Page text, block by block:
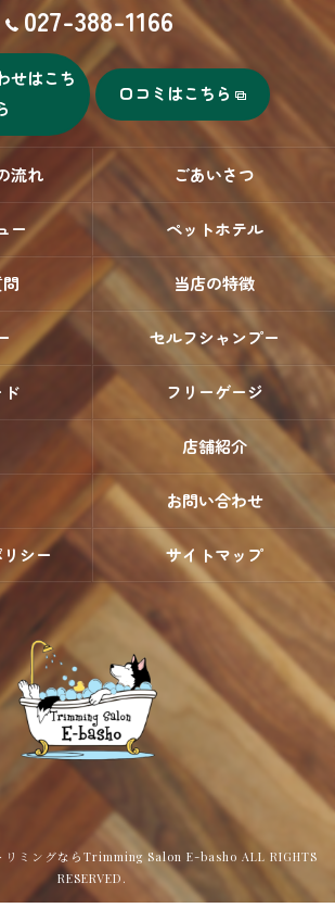
027-388-1166
せはこち
口コミはこちら
流れ ごあいさつ
ー ペットホテル
当店の特徴
セルフシャンプー
ド フリーゲージ
店舗紹介
お問い合わせ
シー サイトマップ
リミングならTrimming Salon E-basho ALL RIGHTS
RESERVED.